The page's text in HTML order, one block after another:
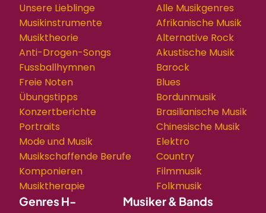
Unsere Lieblinge
Musikinstrumente
Musiktheorie
Anti-Drogen-Songs
Fussballhymnen
Freie Noten
Übungstipps
Konzertberichte
Portraits
Mode und Musik
Musikschaffende Berufe
Komponieren
Musiktherapie
Alle Musikgenres
Afrikanische Musik
Alternative Rock
Akustische Musik
Barock
Blues
Bordunmusik
Brasilianische Musik
Chinesische Musik
Elektro
Country
Filmmusik
Folkmusik
Genres H- Musiker & Bands